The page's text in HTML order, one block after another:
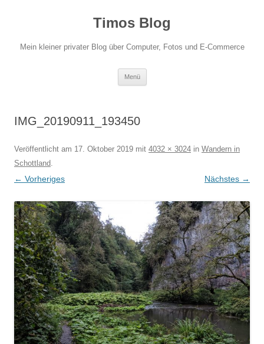
Timos Blog
Mein kleiner privater Blog über Computer, Fotos und E-Commerce
Menü
IMG_20190911_193450
Veröffentlicht am 17. Oktober 2019 mit 4032 × 3024 in Wandern in
Schottland.
← Vorheriges Nächstes →